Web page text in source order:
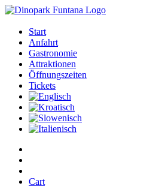
Start
Anfahrt
Gastronomie
Attraktionen
Öffnungszeiten
Tickets
Cart